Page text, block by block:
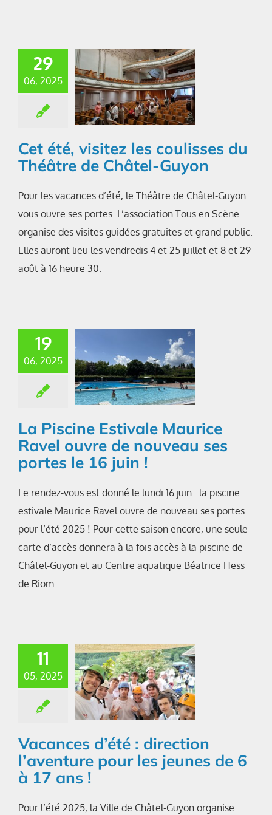
29
06, 2025
Cet été, visitez les coulisses du
Théâtre de Châtel-Guyon
Pour les vacances d’été, le Théâtre de Châtel-Guyon
vous ouvre ses portes. L’association Tous en Scène
organise des visites guidées gratuites et grand public.
Elles auront lieu les vendredis 4 et 25 juillet et 8 et 29
août à 16 heure 30.
19
06, 2025
La Piscine Estivale Maurice
Ravel ouvre de nouveau ses
portes le 16 juin !
Le rendez-vous est donné le lundi 16 juin : la piscine
estivale Maurice Ravel ouvre de nouveau ses portes
pour l’été 2025 ! Pour cette saison encore, une seule
carte d’accès donnera à la fois accès à la piscine de
Châtel-Guyon et au Centre aquatique Béatrice Hess
de Riom.
11
05, 2025
Vacances d’été : direction
l’aventure pour les jeunes de 6
à 17 ans !
Pour l’été 2025, la Ville de Châtel-Guyon organise